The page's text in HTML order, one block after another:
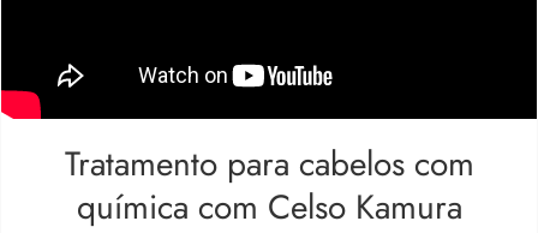
Tratamento para cabelos com
química com Celso Kamura